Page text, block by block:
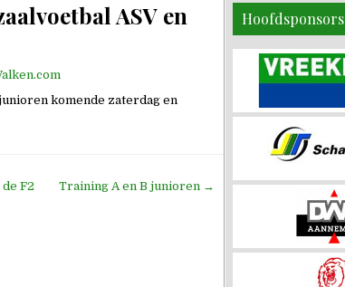
ASV en
komende zaterdag en
F2 Training A en B junioren →
Hoofdsponsors